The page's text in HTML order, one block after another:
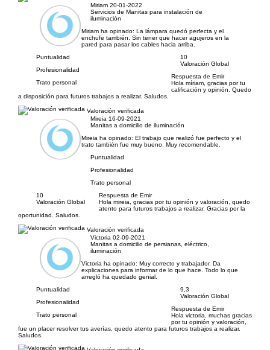
Miriam 20-01-2022
Servicios de Manitas para instalación de
iluminación
Miriam ha opinado: La lámpara quedó perfecta y el
enchufe también. Sin tener que hacer agujeros en la
pared para pasar los cables hacia arriba.
Puntualidad
Profesionalidad
Trato personal
10
Valoración Global
Respuesta de Emir
Hola míriam, gracias por tu
calificación y opinión. Quedo
a disposición para futuros trabajos a realizar. Saludos.
Valoración verificada
Mireia 16-09-2021
Manitas a domicilio de iluminación
Mireia ha opinado: El trabajo que realizó fue perfecto y el
trato también fue muy bueno. Muy recomendable.
Puntualidad
Profesionalidad
Trato personal
10
Valoración Global
Respuesta de Emir
Hola mireia, gracias por tu opinión y valoración, quedo
atento para futuros trabajos a realizar. Gracias por la
oportunidad. Saludos.
Valoración verificada
Victoria 02-09-2021
Manitas a domicilio de persianas, eléctrico,
iluminación
Victoria ha opinado: Muy correcto y trabajador. Da
explicaciones para informar de lo que hace. Todo lo que
arregló ha quedado genial.
Puntualidad
Profesionalidad
Trato personal
9,3
Valoración Global
Respuesta de Emir
Hola victoria, muchas gracias
por tu opinión y valoración,
fue un placer resolver tus averías, quedo atento para futuros trabajos a realizar.
Saludos.